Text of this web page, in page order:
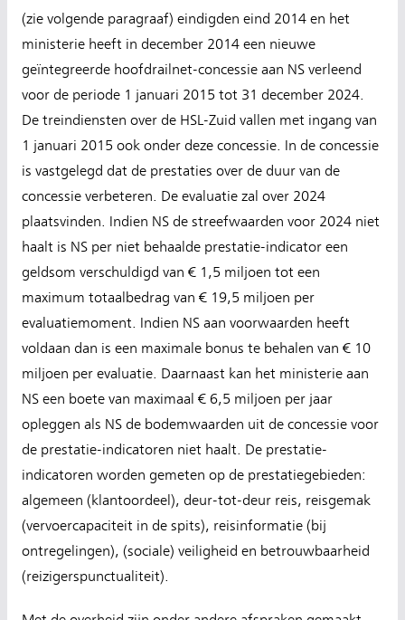
(zie volgende paragraaf) eindigden eind 2014 en het
ministerie heeft in december 2014 een nieuwe
geïntegreerde hoofdrailnet-concessie aan NS verleend
voor de periode 1 januari 2015 tot 31 december 2024.
De treindiensten over de HSL-Zuid vallen met ingang van
1 januari 2015 ook onder deze concessie. In de concessie
is vastgelegd dat de prestaties over de duur van de
concessie verbeteren. De evaluatie zal over 2024
plaatsvinden. Indien NS de streefwaarden voor 2024 niet
haalt is NS per niet behaalde prestatie-indicator een
geldsom verschuldigd van € 1,5 miljoen tot een
maximum totaalbedrag van € 19,5 miljoen per
evaluatiemoment. Indien NS aan voorwaarden heeft
voldaan dan is een maximale bonus te behalen van € 10
miljoen per evaluatie. Daarnaast kan het ministerie aan
NS een boete van maximaal € 6,5 miljoen per jaar
opleggen als NS de bodemwaarden uit de concessie voor
de prestatie-indicatoren niet haalt. De prestatie-
indicatoren worden gemeten op de prestatiegebieden:
algemeen (klantoordeel), deur-tot-deur reis, reisgemak
(vervoercapaciteit in de spits), reisinformatie (bij
ontregelingen), (sociale) veiligheid en betrouwbaarheid
(reizigerspunctualiteit).